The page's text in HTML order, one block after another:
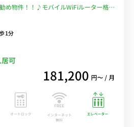
め物件！！♪モバイルWiFiルーター格安
1分
可
181,200 円〜 / 月
オートロック
インターネット
無料
エレベーター